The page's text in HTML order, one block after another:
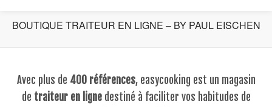
BOUTIQUE TRAITEUR EN LIGNE – BY PAUL EISCHEN
Avec plus de 400 références, easycooking est un magasin
de traiteur en lignedestiné à faciliter vos habitudes de